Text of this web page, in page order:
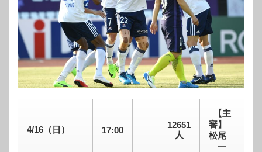
4/16（日） 17:00
12651
人
【主
審】
松尾
一